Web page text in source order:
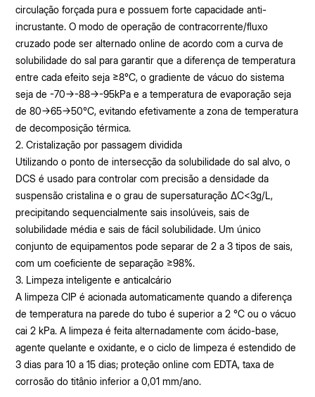
circulação forçada pura e possuem forte capacidade anti-
incrustante. O modo de operação de contracorrente/fluxo
cruzado pode ser alternado online de acordo com a curva de
solubilidade do sal para garantir que a diferença de temperatura
entre cada efeito seja ≥8°C, o gradiente de vácuo do sistema
seja de -70→-88→-95kPa e a temperatura de evaporação seja
de 80→65→50°C, evitando efetivamente a zona de temperatura
de decomposição térmica.
2. Cristalização por passagem dividida
Utilizando o ponto de intersecção da solubilidade do sal alvo, o
DCS é usado para controlar com precisão a densidade da
suspensão cristalina e o grau de supersaturação ΔC<3g/L,
precipitando sequencialmente sais insolúveis, sais de
solubilidade média e sais de fácil solubilidade. Um único
conjunto de equipamentos pode separar de 2 a 3 tipos de sais,
com um coeficiente de separação ≥98%.
3. Limpeza inteligente e anticalcário
A limpeza CIP é acionada automaticamente quando a diferença
de temperatura na parede do tubo é superior a 2 °C ou o vácuo
cai 2 kPa. A limpeza é feita alternadamente com ácido-base,
agente quelante e oxidante, e o ciclo de limpeza é estendido de
3 dias para 10 a 15 dias; proteção online com EDTA, taxa de
corrosão do titânio inferior a 0,01 mm/ano.